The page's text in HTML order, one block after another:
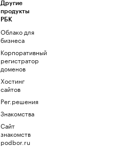
Другие
продукты
РБК
Облако для
бизнеса
Корпоративный
регистратор
доменов
Хостинг
сайтов
Рег.решения
Знакомства
Сайт
знакомств
podbor.ru